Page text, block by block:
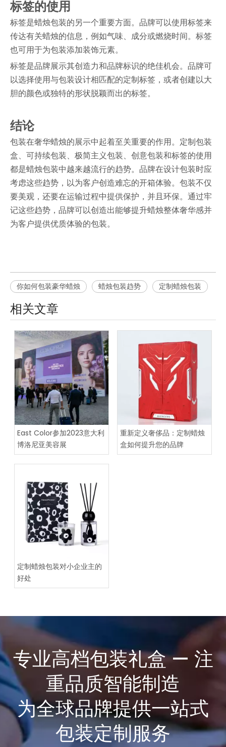
标签的使用
标签是蜡烛包装的另一个重要方面。品牌可以使用标签来
传达有关蜡烛的信息，例如气味、成分或燃烧时间。标签
也可用于为包装添加装饰元素。
标签是品牌展示其创造力和品牌标识的绝佳机会。品牌可
以选择使用与包装设计相匹配的定制标签，或者创建以大
胆的颜色或独特的形状脱颖而出的标签。
结论
包装在奢华蜡烛的展示中起着至关重要的作用。定制包装
盒、可持续包装、极简主义包装、创意包装和标签的使用
都是蜡烛包装中越来越流行的趋势。品牌在设计包装时应
考虑这些趋势，以为客户创造难忘的开箱体验。包装不仅
要美观，还要在运输过程中提供保护，并且环保。通过牢
记这些趋势，品牌可以创造出能够提升蜡烛整体奢华感并
为客户提供优质体验的包装。
你如何包装豪华蜡烛 蜡烛包装趋势 定制蜡烛包装
相关文章
East Color参加2023意大利
博洛尼亚美容展
重新定义奢侈品：定制蜡烛
盒如何提升您的品牌
定制蜡烛包装对小企业主的
好处
专业高档包装礼盒 — 注
重品质智能制造
为全球品牌提供一站式
包装定制服务